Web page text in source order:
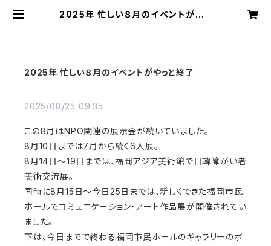
2025年 忙しい８月のイベントがやっ
2025年 忙しい８月のイベントがやっと終了
2025/08/25 09:35
この8月はNPO関連の展示会が続いていました。
8月10 日までは7月から続く6 人展。
8月14日～19日までは、福岡アジア美術館で日韓障がい者
美術交流展。
同時に8月15 日～今日25日までは、新しくできた福岡市民
ホールでコミュニケーション・アート作品展が開催されてい
ました。
下は、今日までで終わる福岡市民ホールのギャラリーのポ